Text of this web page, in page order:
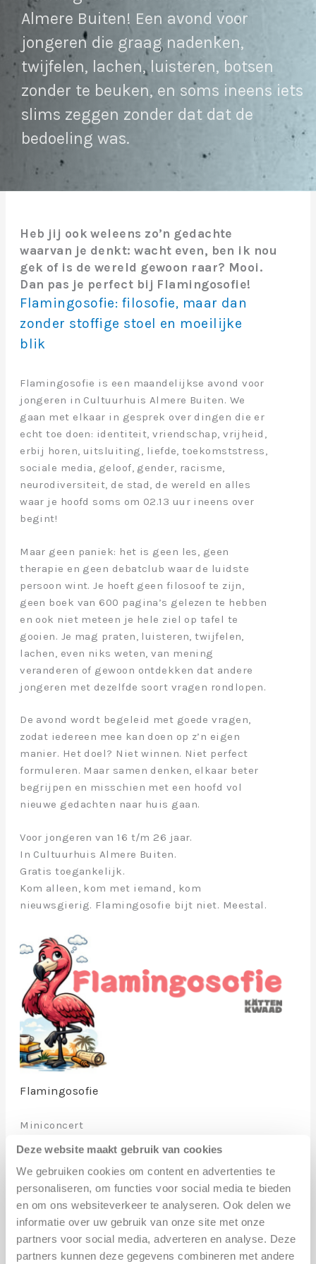
Deze website maakt gebruik van cookies
We gebruiken cookies om content en advertenties te
personaliseren, om functies voor social media te bieden
en om ons websiteverkeer te analyseren. Ook delen we
informatie over uw gebruik van onze site met onze
partners voor social media, adverteren en analyse. Deze
partners kunnen deze gegevens combineren met andere
Almere Buiten! Een avond voor
jongeren die graag nadenken,
twijfelen, lachen, luisteren, botsen
zonder te beuken, en soms ineens iets
slims zeggen zonder dat dat de
bedoeling was.
Heb jij ook weleens zo’n gedachte
waarvan je denkt: wacht even, ben ik nou
gek of is de wereld gewoon raar? Mooi.
Dan pas je perfect bij Flamingosofie!
Flamingosofie: filosofie, maar dan
zonder stoffige stoel en moeilijke
blik
Flamingosofie is een maandelijkse avond voor
jongeren in Cultuurhuis Almere Buiten. We
gaan met elkaar in gesprek over dingen die er
echt toe doen: identiteit, vriendschap, vrijheid,
erbij horen, uitsluiting, liefde, toekomststress,
sociale media, geloof, gender, racisme,
neurodiversiteit, de stad, de wereld en alles
waar je hoofd soms om 02.13 uur ineens over
begint!
Maar geen paniek: het is geen les, geen
therapie en geen debatclub waar de luidste
persoon wint. Je hoeft geen filosoof te zijn,
geen boek van 600 pagina’s gelezen te hebben
en ook niet meteen je hele ziel op tafel te
gooien. Je mag praten, luisteren, twijfelen,
lachen, even niks weten, van mening
veranderen of gewoon ontdekken dat andere
jongeren met dezelfde soort vragen rondlopen.
De avond wordt begeleid met goede vragen,
zodat iedereen mee kan doen op z’n eigen
manier. Het doel? Niet winnen. Niet perfect
formuleren. Maar samen denken, elkaar beter
begrijpen en misschien met een hoofd vol
nieuwe gedachten naar huis gaan.
Voor jongeren van 16 t/m 26 jaar.
In Cultuurhuis Almere Buiten.
Gratis toegankelijk.
Kom alleen, kom met iemand, kom
nieuwsgierig. Flamingosofie bijt niet. Meestal.
Flamingosofie
Miniconcert
Kom gezellig bij ons langs in onze vernieuwde
plek.
De sessie is juist niet alleen voor muzikanten,
ook luisteraars zijn van harte welkom